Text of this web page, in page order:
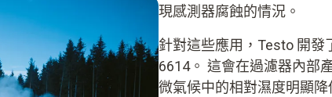
現感測器腐蝕的情況。
針對這些應用，Testo 開
6614。 這會在過濾器內部
微氣候中的相對濕度明顯